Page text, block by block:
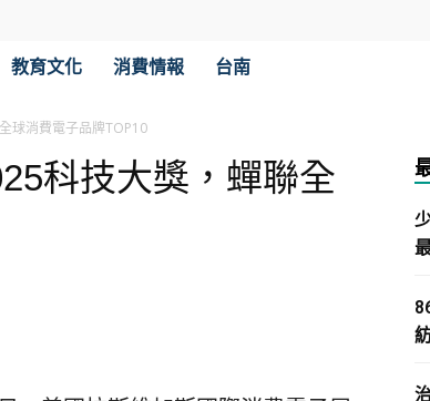
教育文化 消費情報 台南
球消費電子品牌TOP10
科技大獎，蟬聯全